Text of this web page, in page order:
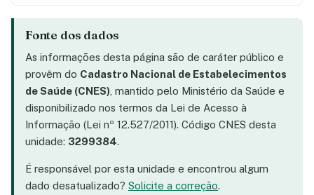
Fonte dos dados
As informações desta página são de caráter público e
provêm do Cadastro Nacional de Estabelecimentos
de Saúde (CNES) , mantido pelo Ministério da Saúde e
disponibilizado nos termos da Lei de Acesso à
Informação (Lei nº 12.527/2011). Código CNES desta
unidade: 3299384.
É responsável por esta unidade e encontrou algum
dado desatualizado? Solicite a correção.